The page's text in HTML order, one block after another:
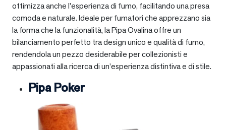
ottimizza anche l’esperienza di fumo, facilitando una presa
comoda e naturale. Ideale per fumatori che apprezzano sia
la forma che la funzionalità, la Pipa Ovalina offre un
bilanciamento perfetto tra design unico e qualità di fumo,
rendendola un pezzo desiderabile per collezionisti e
appassionati alla ricerca di un’esperienza distintiva e di stile.
Pipa Poker